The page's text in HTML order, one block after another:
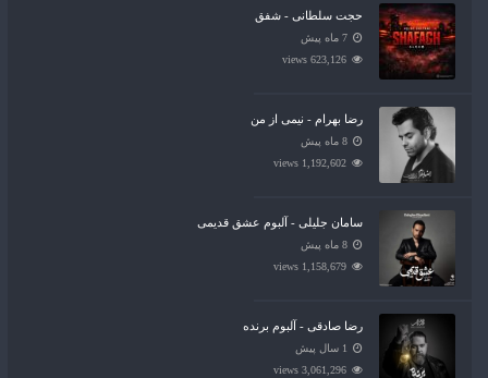
حجت سلطانی - شفق
7 ماه پیش
623,126 views
رضا بهرام - نیمی از من
8 ماه پیش
1,192,602 views
سامان جلیلی - آلبوم عشق قدیمی
8 ماه پیش
1,158,679 views
رضا صادقی - آلبوم برنده
1 سال پیش
3,061,296 views